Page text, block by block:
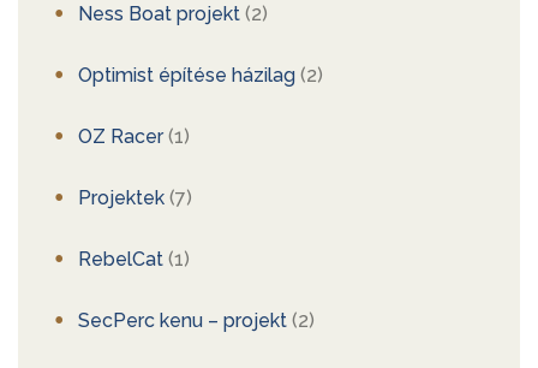
Ness Boat projekt (2)
Optimist építése házilag (2)
OZ Racer(1)
Projektek (7)
RebelCat (1)
SecPerc kenu – projekt (2)